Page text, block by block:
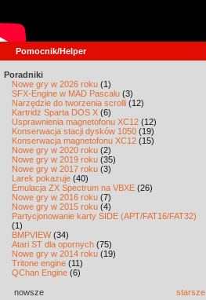
Pomocnik/Helper
Poradniki
Nowe gry w 2026 roku (1)
SFX-Engine w MAD Pascalu (3)
Narzędzie do tworzenia scrolli (12)
Kartridż Sparta DOS X (6)
Usprawnienia magnetofonu XC12 (12)
Konserwacja stacji dysków 1050 (19)
Konserwacja magnetofonu XC12 (15)
Nowe gry w 2020 roku (2)
Nowe gry w 2019 roku (35)
Nowe gry w 2017 roku (3)
Larek pokazuje (40)
Emulacja ZX Spectrum na VBXE (26)
Nowe gry w 2016 roku (7)
Nowe gry w 2015 roku (4)
Partycjonowanie karty SIDE (APT/FAT16/FAT32)
(1)
BMPVIEW(34)
Atari ST dla opornych (75)
Nowe gry w 2014 roku (19)
Tritone engine (11)
QChan Engine (6)
nowsze starsze